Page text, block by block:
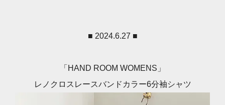
■ 2024.6.27 ■
「HAND ROOM WOMENS」
レノクロスレースバンドカラー6分袖シャツ